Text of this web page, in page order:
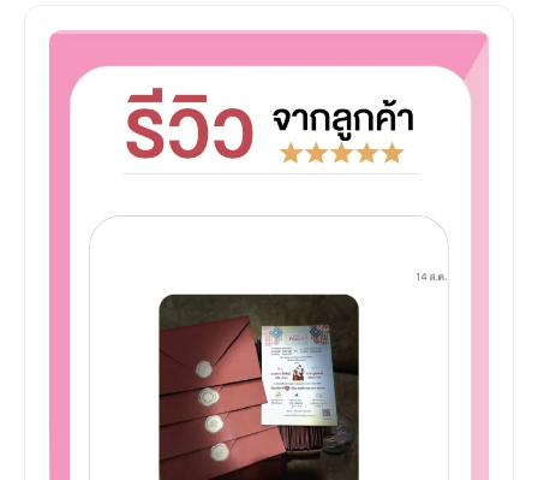
รีวิว การ์ดแต่งงานผูกแขนกินดอง พร้อมซอง
โทนฟ้า สไตล์อีสาน จากลูกค้าจริง